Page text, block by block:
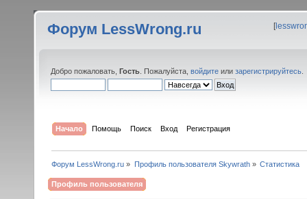
Форум LessWrong.ru [
Добро пожаловать, Гость . Пожалуйста, войдите или зарегистрируйтесь
Начало Помощь Поиск Вход Регистрация
Форум LessWrong.ru » Профиль пользователя Skywrath» Статистика
Профиль пользователя